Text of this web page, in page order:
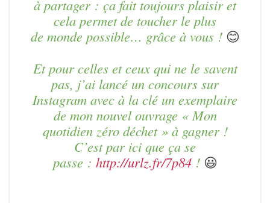
à partager : ça fait toujours plaisir et
cela permet de toucher le plus
de monde possible… grâce à vous ! 😊
Et pour celles et ceux qui ne le savent
pas, j’ai lancé un concours sur
Instagram avec à la clé un exemplaire
de mon nouvel ouvrage « Mon
quotidien zéro déchet » à gagner !
C’est par ici que ça se
passe : http://urlz.fr/7p84! 😃